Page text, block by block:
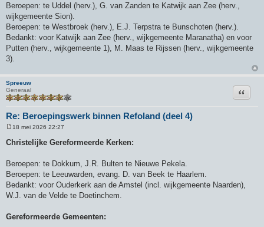
Beroepen: te Uddel (herv.), G. van Zanden te Katwijk aan Zee (herv.,
wijkgemeente Sion).
Beroepen: te Westbroek (herv.), E.J. Terpstra te Bunschoten (herv.).
Bedankt: voor Katwijk aan Zee (herv., wijkgemeente Maranatha) en voor
Putten (herv., wijkgemeente 1), M. Maas te Rijssen (herv., wijkgemeente
3).
Spreeuw
Generaal
Re: Beroepingswerk binnen Refoland (deel 4)
Citeer
e
r
h
t
18 mei 2026 22:27
Christelijke Gereformeerde Kerken:
Beroepen: te Dokkum, J.R. Bulten te Nieuwe Pekela.
Beroepen: te Leeuwarden, evang. D. van Beek te Haarlem.
Bedankt: voor Ouderkerk aan de Amstel (incl. wijkgemeente Naarden),
W.J. van de Velde te Doetinchem.
Gereformeerde Gemeenten: